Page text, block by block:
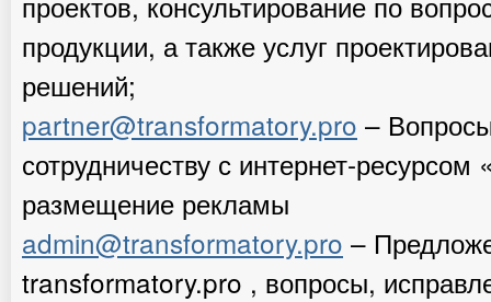
продукции, а также услуг
решений;
partner@transformatory.pro –
сотрудничеству с интернет-
размещение рекламы
admin@transformatory.pro –
transformatory.pro , вопросы,